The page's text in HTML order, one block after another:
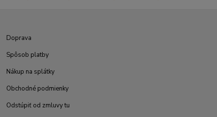
Doprava
Spôsob platby
Nákup na splátky
Obchodné podmienky
Odstúpiť od zmluvy tu